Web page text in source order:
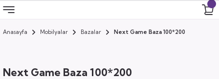
Geri Dön
Geri Dön
Geri Dön
Geri Dön
Anasayfa Mobilyalar Bazalar Next Game Baza 100*200
Next Game Baza 100*200